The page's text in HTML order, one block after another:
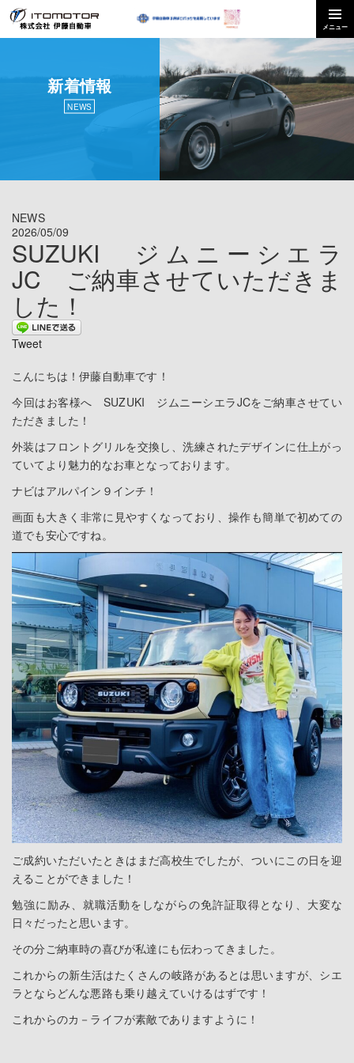
新着情報
NEWS
NEWS
2026/05/09
SUZUKI ジムニーシエラ
JC ご納車させていただきま
した！
Tweet
こんにちは！伊藤自動車です！
今回はお客様へ SUZUKI ジムニーシエラJCをご納車させてい
ただきました！
外装はフロントグリルを交換し、洗練されたデザインに仕上がっ
ていてより魅力的なお車となっております。
ナビはアルパイン９インチ！
画面も大きく非常に見やすくなっており、操作も簡単で初めての
道でも安心ですね。
ご成約いただいたときはまだ高校生でしたが、ついにこの日を迎
えることができました！
勉強に励み、就職活動をしながらの免許証取得となり、大変な
日々だったと思います。
その分ご納車時の喜びが私達にも伝わってきました。
これからの新生活はたくさんの岐路があるとは思いますが、シエ
ラとならどんな悪路も乗り越えていけるはずです！
これからのカ－ライフが素敵でありますように！